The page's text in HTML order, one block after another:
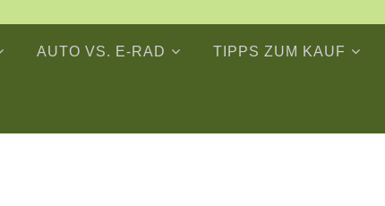
AUTO VS. E-RAD TIPPS ZUM KAUF